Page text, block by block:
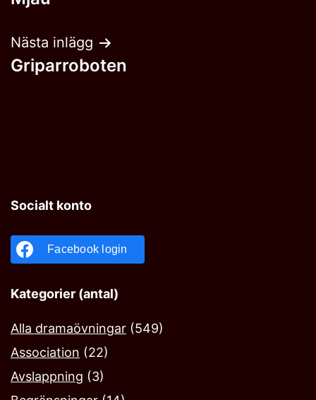
Nästa inlägg
Griparroboten
Socialt konto
Facebook login
Kategorier (antal)
Alla dramaövningar (549)
Association (22)
Avslappning (3)